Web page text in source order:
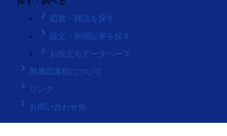
keyboard_arrow_right 図書・雑誌を探す
keyboard_arrow_right 論文・新聞記事を探す
keyboard_arrow_right お役立ちデータベース
keyboard_arrow_right 附属図書館について
keyboard_arrow_right リンク
keyboard_arrow_right お問い合わせ先